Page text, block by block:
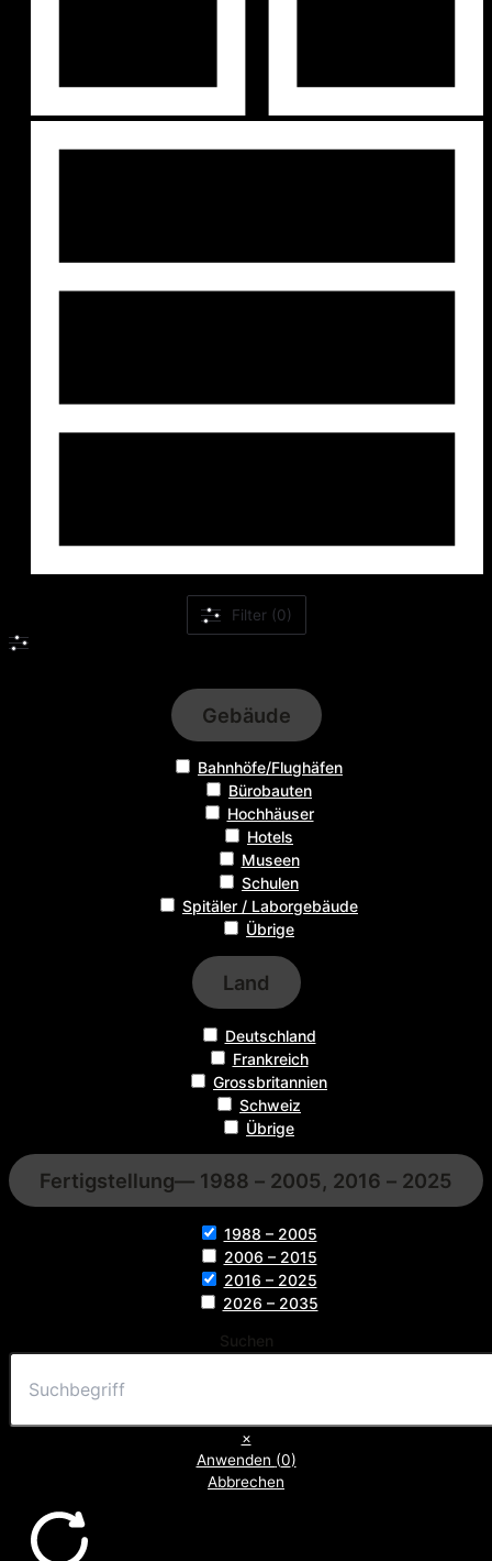
Filter (0)
Gebäude
Bahnhöfe/Flughäfen
Bürobauten
Hochhäuser
Hotels
Museen
Schulen
Spitäler / Laborgebäude
Übrige
Land
Deutschland
Frankreich
Grossbritannien
Schweiz
Übrige
Fertigstellung— 1988 – 2005, 2016 – 2025
1988 – 2005
2006 – 2015
2016 – 2025
2026 – 2035
Suchen
×
Anwenden (0)
Abbrechen